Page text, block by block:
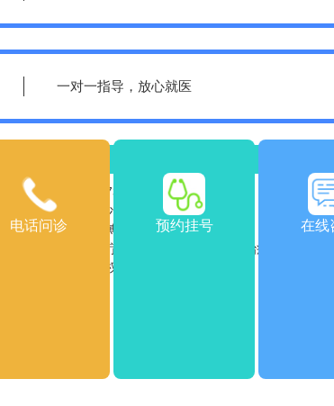
一对一指导，放心就医
医院电话：0731-85532120
院地址：湖南省长沙市雨花区车站南715号
© 2026
长沙博润白癜风医院版权所有
不能作为诊断及医疗依据，服用药物或进行治疗时请遵医嘱
或引用文章涉及版权问题，请与我们联系。
电话问诊 预约挂号 在线